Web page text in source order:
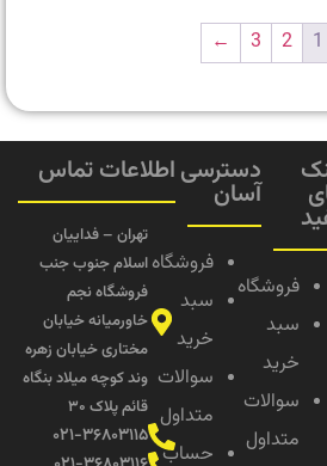
2
3
←
فروشگاه
سبد
خرید
سوالات
متداول
دسترسی
آسان
فروشگاه
سبد
خرید
سوالات
متداول
حساب
اطلاعات تماس
تهران – فداییان
اسلام جنوب جنب
فروشگاه نجم
خاورمیانه خیابان
مختاری خیابان زهره
وند کوچه میلاد بنگاه
قائم پلاک ۳۰
۰۲۱-۳۶۸۰۳۱۱۵